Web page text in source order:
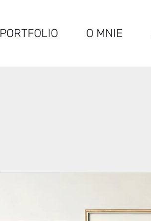
PORTFOLIO O MNIE